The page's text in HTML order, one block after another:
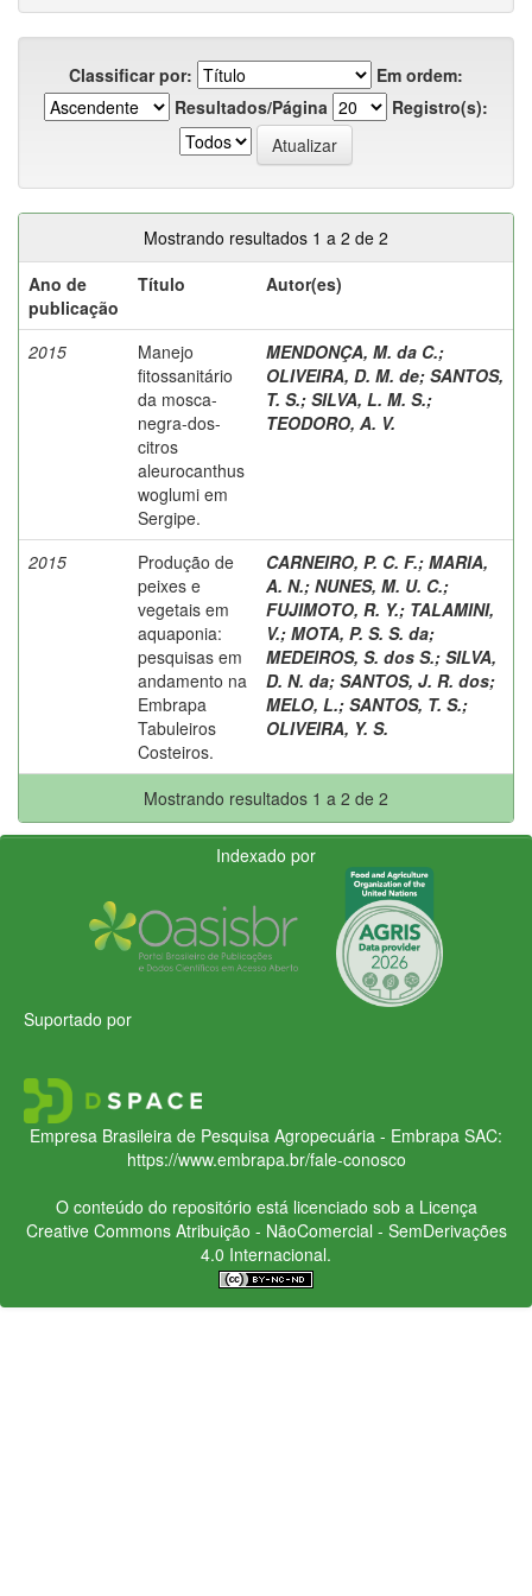
Classificar por:
Em ordem:
Resultados/Página
Registro(s):
Mostrando resultados 1 a 2 de 2
Ano de
publicação
Título Autor(es)
2015
Manejo
fitossanitário
da mosca-
negra-dos-
citros
aleurocanthus
woglumi em
Sergipe.
MENDONÇA, M. da C.;
OLIVEIRA, D. M. de; SANTOS,
T. S.; SILVA, L. M. S.;
TEODORO, A. V.
2015
Produção de
peixes e
vegetais em
aquaponia:
pesquisas em
andamento na
Embrapa
Tabuleiros
Costeiros.
CARNEIRO, P. C. F.; MARIA,
A. N.; NUNES, M. U. C.;
FUJIMOTO, R. Y.; TALAMINI,
V.; MOTA, P. S. S. da;
MEDEIROS, S. dos S.; SILVA,
D. N. da; SANTOS, J. R. dos;
MELO, L.; SANTOS, T. S.;
OLIVEIRA, Y. S.
Mostrando resultados 1 a 2 de 2
Indexado por
Suportado por
Empresa Brasileira de Pesquisa Agropecuária - Embrapa SAC:
https://www.embrapa.br/fale-conosco
O conteúdo do repositório está licenciado sob a Licença
Creative CommonsAtribuição - NãoComercial - SemDerivações
4.0 Internacional.